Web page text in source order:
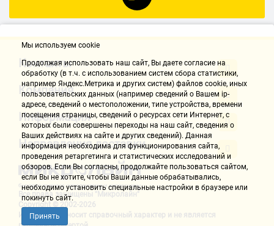
Контакты
Компания
Информация
Направления доставки
Все права защищены "Микролайн"
Copyright © 2002-2026
Информация носит справочный характер и не является
Мы используем cookie
Продолжая использовать наш cайт, Вы даете согласие на
обработку (в т.ч. с использованием систем сбора статистики,
например Яндекс.Метрика и других систем) файлов cookie, иных
пользовательских данных (например сведений о Вашем ip-
адресе, сведений о местоположении, типе устройства, времени
посещения страницы, сведений о ресурсах сети Интернет, с
которых были совершены переходы на наш сайт, сведения о
Ваших действиях на сайте и других сведений). Данная
информация необходима для функционирования сайта,
проведения ретаргетинга и статистических исследований и
обзоров. Если Вы согласны, продолжайте пользоваться сайтом,
если Вы не хотите, чтобы Ваши данные обрабатывались,
необходимо установить специальные настройки в браузере или
покинуть сайт.
Принять